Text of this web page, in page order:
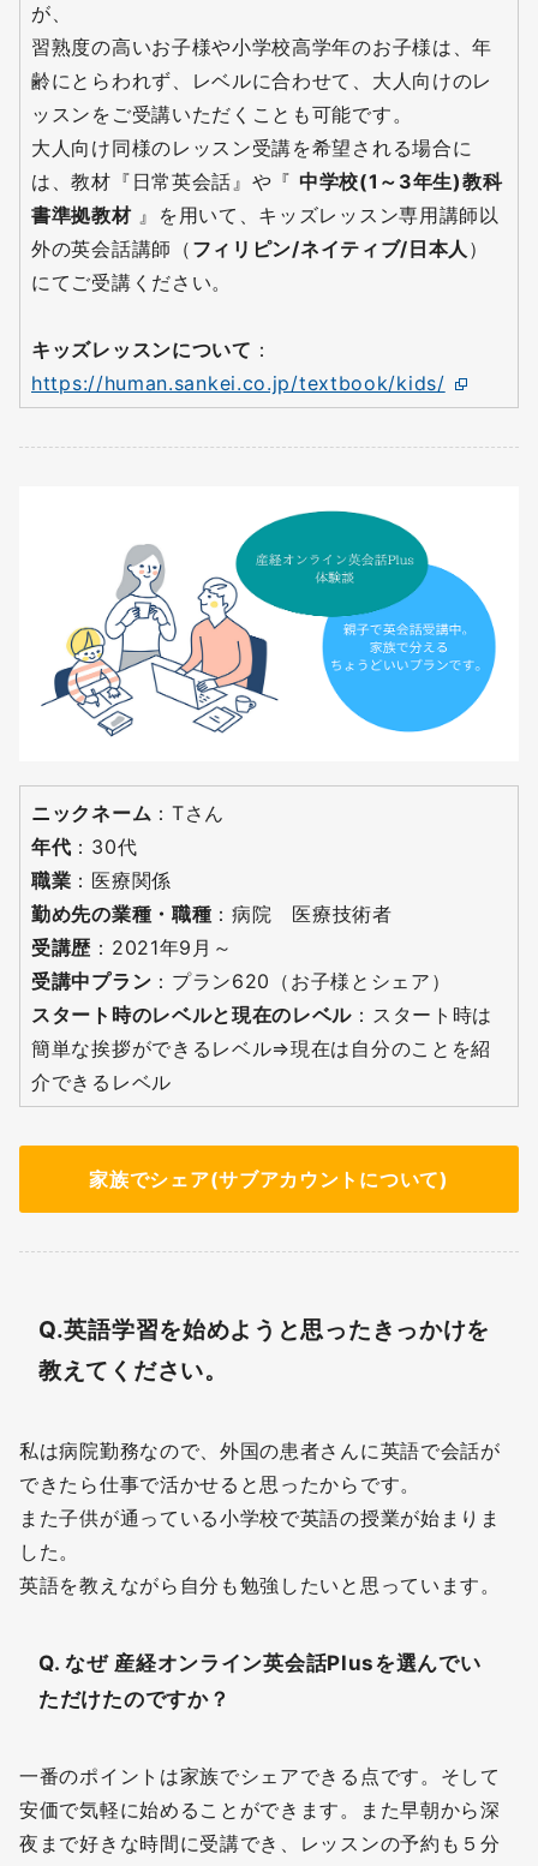
が、
習熟度の高いお子様や小学校高学年のお子様は、年
齢にとらわれず、レベルに合わせて、大人向けのレ
ッスンをご受講いただくことも可能です。
大人向け同様のレッスン受講を希望される場合に
は、教材『日常英会話』や『 中学校(1～3年生)教科
書準拠教材』を用いて、キッズレッスン専用講師以
外の英会話講師（ フィリピン/ネイティブ/日本人 ）
にてご受講ください。
キッズレッスンについて ：
https://human.sankei.co.jp/textbook/kids/
ニックネーム ：Tさん
年代 ：30代
職業 ：医療関係
勤め先の業種・職種 ：病院 医療技術者
受講歴 ：2021年9月～
受講中プラン ：プラン620（お子様とシェア）
スタート時のレベルと現在のレベル ：スタート時は
簡単な挨拶ができるレベル⇒現在は自分のことを紹
介できるレベル
家族でシェア(サブアカウントについて)
Q.英語学習を始めようと思ったきっかけを
教えてください。
私は病院勤務なので、外国の患者さんに英語で会話が
できたら仕事で活かせると思ったからです。
また子供が通っている小学校で英語の授業が始まりま
した。
英語を教えながら自分も勉強したいと思っています。
Q. なぜ 産経オンライン英会話Plusを選んでい
ただけたのですか？
一番のポイントは家族でシェアできる点です。そして
安価で気軽に始めることができます。また早朝から深
夜まで好きな時間に受講でき、レッスンの予約も５分